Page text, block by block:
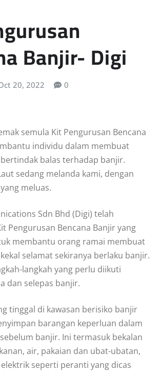
Banjir- Digi
20, 2022 0
semula Kit Pengurusan Bencana
individu dalam membuat
balas terhadap banjir.
sedang melanda kami, dengan
meluas.
Sdn Bhd (Digi) telah
Pengurusan Bencana Banjir yang
membantu orang ramai membuat
selamat sekiranya berlaku banjir.
langkah yang perlu diikuti
dan selepas banjir.
tinggal di kawasan berisiko banjir
barangan keperluan dalam
banjir. Ini termasuk bekalan
air, pakaian dan ubat-ubatan,
seperti peranti yang dicas